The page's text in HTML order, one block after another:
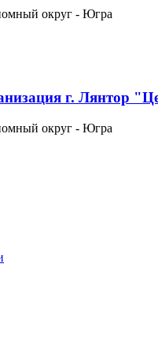
округ - Югра
г. Лянтор
округ - Югра